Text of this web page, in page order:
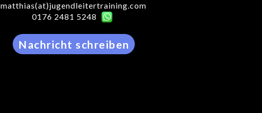
matthias(at)jugendleitertraining.com
0176 2481 5248
Nachricht schreiben